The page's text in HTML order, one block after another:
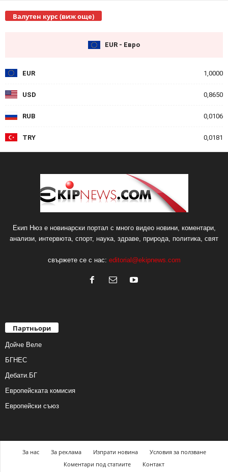
Валутен курс (виж още)
EUR - Евро
EUR 1,0000
USD 0,8650
RUB 0,0106
TRY 0,0181
Екип Нюз е новинарски портал с много видео новини, коментари,
анализи, интервюта, спорт, наука, здраве, природа, политика, свят
свържете се с нас: editorial@ekipnews.com
Партньори
Дойче Веле
БГНЕС
Дебати.БГ
Европейската комисия
Европейски съюз
За нас За реклама Изпрати новина
Условия за ползване
Коментари под статиите
Контакт